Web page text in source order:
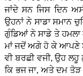
ਜਾਂਦੇ ਸਨ ਜਿਸ ਦਿਨ
ਉਹਨਾਂ ਨੇ ਸਾਡਾ ਸਮਾਨ
ਗੁੰਡਿਆਂ ਨੇ ਸਾਡੇ ਤੇ ਹਮਲਾ
ਮਾਂ ਜਦੋਂ ਅਗੇ ਹੋ ਕੇ ਆਪਣੇ
ਵੀ ਬਰਛੀ ਵਜੀ, ਉਹ
ਕਿ ਭਜ ਜਾ, ਅਤੇ ਦਮ